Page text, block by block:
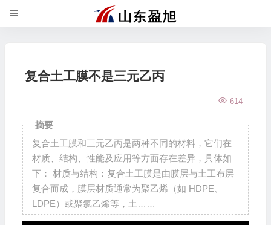
复合土工膜不是三元乙丙
614
摘要
复合土工膜和三元乙丙是两种不同的材料，它们在
材质、结构、性能及应用等方面存在差异，具体如
下： 材质与结构：复合土工膜是由膜层与土工布层
复合而成，膜层材质通常为聚乙烯（如 HDPE、
LDPE）或聚氯乙烯等，土……